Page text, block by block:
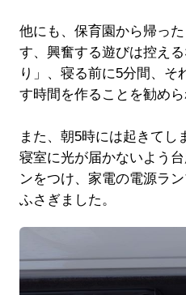
他にも、保育園から帰っ
す、興奮する遊びは控え
り」、寝る前に5分間、そ
す時間を作ることを勧めら
また、朝5時には起きてし
寝室に光が届かないよう
ンをつけ、家電の電源ラ
ふさぎました。